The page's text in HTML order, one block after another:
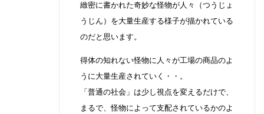
緻密に書かれた奇妙な怪物が人々（つうじょ
うじん）を大量生産する様子が描かれている
のだと思います。
得体の知れない怪物に人々が工場の商品のよ
うに大量生産されていく・・。
「普通の社会」は少し視点を変えるだけで、
まるで、怪物によって支配されているかのよ